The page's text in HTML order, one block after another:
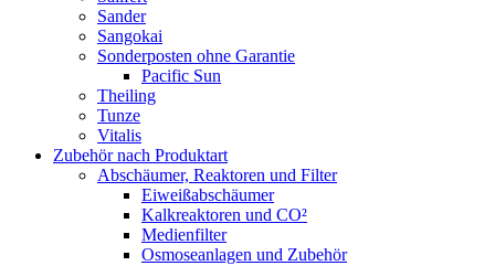
Sander
Sangokai
Sonderposten ohne Garantie
Pacific Sun
Theiling
Tunze
Vitalis
Zubehör nach Produktart
Abschäumer, Reaktoren und Filter
Eiweißabschäumer
Kalkreaktoren und CO²
Medienfilter
Osmoseanlagen und Zubehör